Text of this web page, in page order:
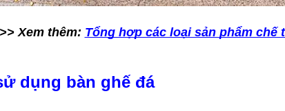
Xem thêm: Tổng hợp các loại sản phẩm
dụng bàn ghế đá